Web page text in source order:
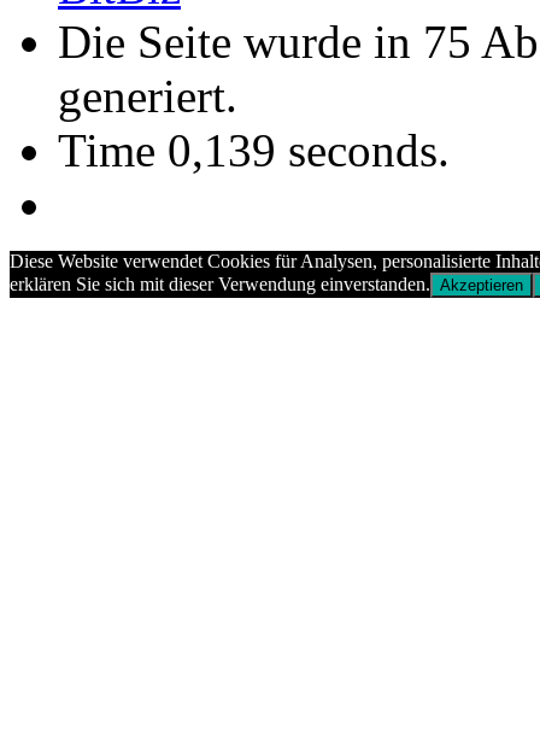
Die Seite wurde in 75
generiert.
Time 0,139 seconds.
Diese Website verwendet Cookies für Analysen, personalisierte
erklären Sie sich mit dieser Verwendung einverstanden. Akzeptieren